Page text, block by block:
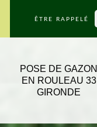
ÊTRE RAPPELÉ
POSE DE GAZON
EN ROULEAU 33
GIRONDE